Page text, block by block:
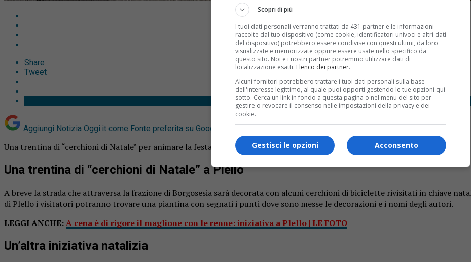
Share
Tweet
Aggiungi Notizia Oggi.it come Fonte preferita su Google
Una trentina di “cerchioni di Natale” per animare la festa in frazione.
Una trentina di “cerchioni di Natale” a Plello
A breve la strada che attraversa la frazione di Borgosesia sarà decorata con alcuni cerchioni di biciclette rivisitati in chiave
di Plello i visitatori potranno trovare una piantina con segnati i punti dove sono messe le decorazioni e i nomi degli autori.
LEGGI ANCHE:A cena è di rigore il maglione con le renne: iniziativa a Plello | LE FOTO
Un’altra iniziativa natalizia
Scopri di più
I tuoi dati personali verranno trattati da 431 partner e le informazioni
raccolte dal tuo dispositivo (come cookie, identificatori univoci e altri dati
del dispositivo) potrebbero essere condivise con questi ultimi, da loro
visualizzate e memorizzate oppure essere usate nello specifico da
questo sito. Noi e i nostri partner potremmo utilizzare dati di
localizzazione esatti. Elenco dei partner.
Alcuni fornitori potrebbero trattare i tuoi dati personali sulla base
dell'interesse legittimo, al quale puoi opporti gestendo le tue opzioni qui
sotto. Cerca un link in fondo a questa pagina o nel menu del sito per
gestire o revocare il consenso nelle impostazioni della privacy e dei
cookie.
Acconsento
Gestisci le opzioni